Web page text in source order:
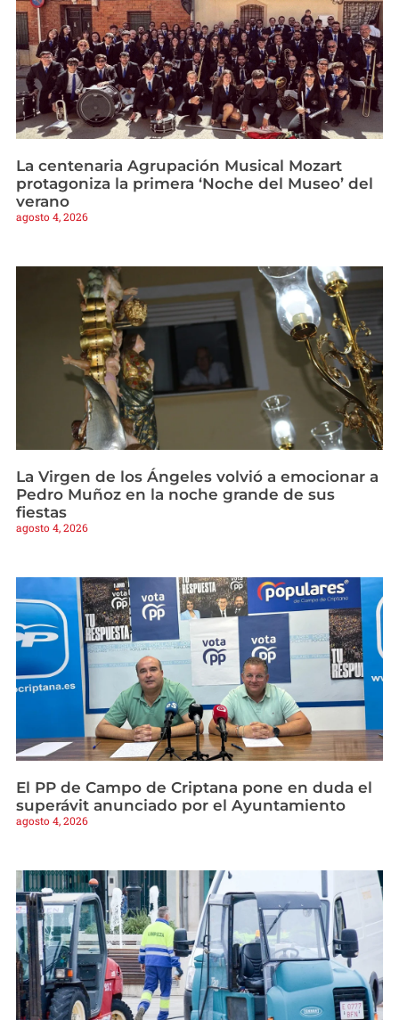
La centenaria Agrupación Musical Mozart
protagoniza la primera ‘Noche del Museo’ del
verano
agosto 4, 2026
La Virgen de los Ángeles volvió a emocionar a
Pedro Muñoz en la noche grande de sus
fiestas
agosto 4, 2026
El PP de Campo de Criptana pone en duda el
superávit anunciado por el Ayuntamiento
agosto 4, 2026